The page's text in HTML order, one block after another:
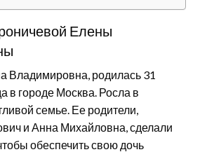
Елены
Владимировна, родилась 31
в городе Москва. Росла в
семье. Ее родители,
и Анна Михайловна, сделали
обеспечить свою дочь